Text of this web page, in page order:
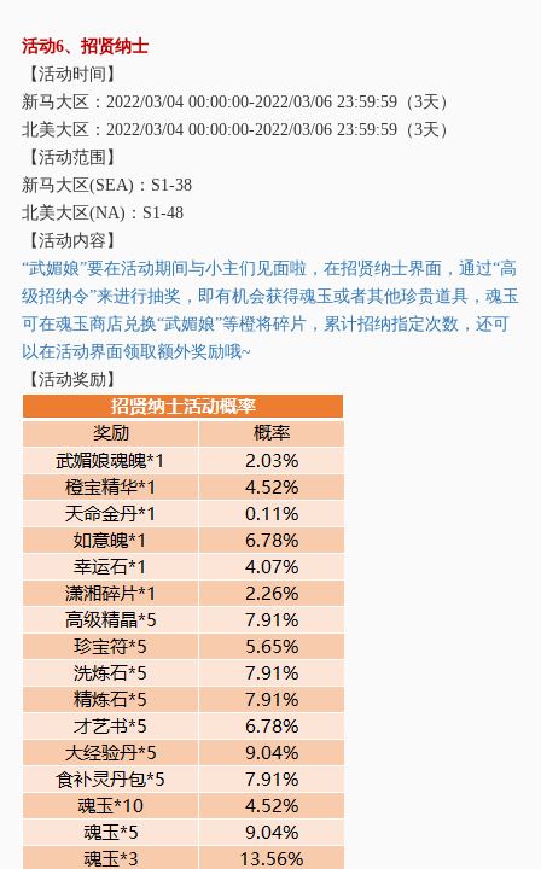
活动6、招贤纳士
【活动时间】
新马大区： 2022/03/04 00:00:00-2022/03/06 23:59:59（3天）
北美大区： 2022/03/04 00:00:00-2022/03/06 23:59:59（3天）
【活动范围】
新马大区(SEA)：S1-38
北美大区(NA)：S1-48
【活动内容】
“武媚娘”要在活动期间与小主们见面啦，在招贤纳士界面，通过“高
级招纳令”来进行抽奖，即有机会获得魂玉或者其他珍贵道具，魂玉
可在魂玉商店兑换“武媚娘”等橙将碎片，累计招纳指定次数，还可
以在活动界面领取额外奖励哦~
【活动奖励】